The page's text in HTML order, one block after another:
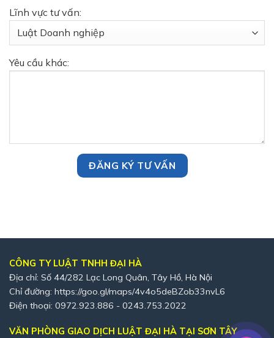
Lĩnh vực tư vấn:
Yêu cầu khác:
CÔNG TY LUẬT TNHH ĐẠI HÀ
Địa chỉ: Số 44/282 Lạc Long Quân, Tây Hồ, Hà Nội
Chỉ đường: https://goo.gl/maps/4v4o5deBZob33nvL6
Điện thoại: 0972.923.886 - 0243.753.2022
VĂN PHÒNG GIAO DỊCH LUẬT ĐẠI HÀ TẠI SƠN TÂY